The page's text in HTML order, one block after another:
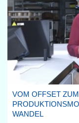
VOM OFFSET
WANDEL